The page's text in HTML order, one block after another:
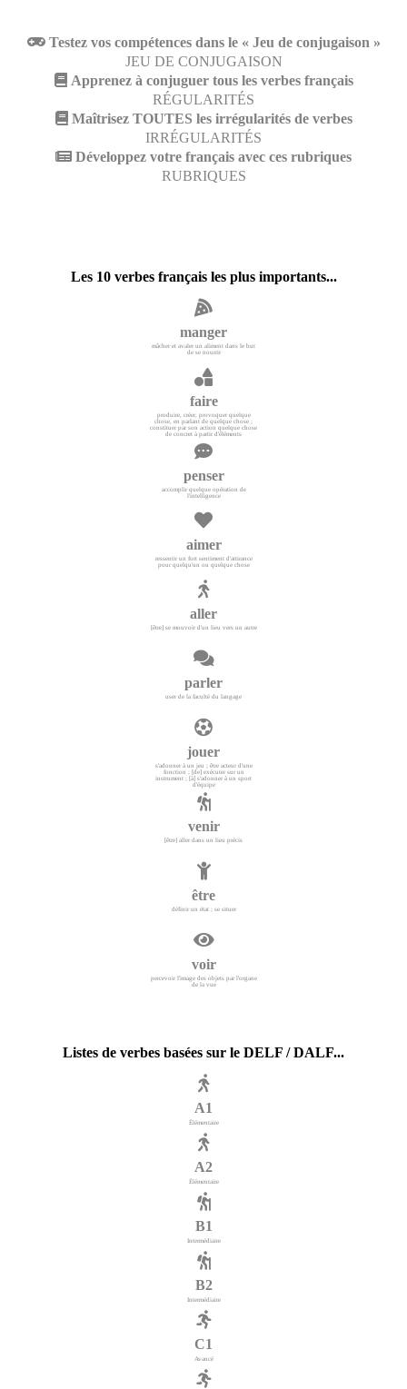
Testez vos compétences dans le « Jeu de conjugaison »
JEU DE CONJUGAISON
Apprenez à conjuguer tous les verbes français
RÉGULARITÉS
Maîtrisez TOUTES les irrégularités de verbes
IRRÉGULARITÉS
Développez votre français avec ces rubriques
RUBRIQUES
Les 10 verbes français les plus importants...
manger
mâcher et avaler un aliment dans le but
de se nourrir
faire
produire, créer, provoquer quelque
chose, en parlant de quelque chose ;
constituer par son action quelque chose
de concret à partir d'éléments
penser
accomplir quelque opération de
l'intelligence
aimer
ressentir un fort sentiment d'attirance
pour quelqu'un ou quelque chose
aller
[être] se mouvoir d'un lieu vers un autre
parler
user de la faculté du langage
jouer
s'adonner à un jeu ; être acteur d'une
fonction ; [de] exécuter sur un
instrument ; [à] s'adonner à un sport
d'équipe
venir
[être] aller dans un lieu précis
être
définir un état ; se situer
voir
percevoir l'image des objets par l'organe
de la vue
Listes de verbes basées sur le DELF / DALF...
A1
Élémentaire
A2
Élémentaire
B1
Intermédiaire
B2
Intermédiaire
C1
Avancé